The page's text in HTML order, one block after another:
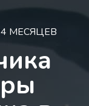
МЕСЯЦЕВ